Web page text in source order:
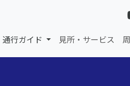
通行ガイド 見所・サービス